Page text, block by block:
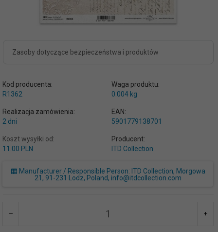
Zasoby dotyczące bezpieczeństwa i produktów
Kod producenta:
R1362
Waga produktu:
0.004 kg
Realizacja zamówienia:
2 dni
EAN:
5901779138701
Koszt wysyłki od:
11.00 PLN
Producent:
ITD Collection
Manufacturer / Responsible Person: ITD Collection, Morgowa
21, 91-231 Lodz, Poland, info@itdcollection.com